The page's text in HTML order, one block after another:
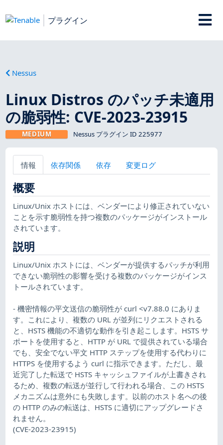
プラグイン
Nessus
Linux Distros のパッチ未適用
の脆弱性: CVE-2023-23915
MEDIUM Nessus プラグイン ID 225977
情報 依存関係 依存 変更ログ
概要
Linux/Unix ホストには、ベンダーにより修正されていない
ことを示す脆弱性を持つ複数のパッケージがインストール
されています。
説明
Linux/Unix ホストには、ベンダーが提供するパッチが利用
できない脆弱性の影響を受ける複数のパッケージがインス
トールされています。
- 機密情報の平文送信の脆弱性が curl <v7.88.0 にありま
す。これにより、複数の URL が並列にリクエストされる
と、HSTS 機能の不適切な動作を引き起こします。HSTS サ
ポートを使用すると、HTTP が URL で提供されている場合
でも、安全でない平文 HTTP ステップを使用する代わりに
HTTPS を使用するよう curl に指示できます。ただし、最
近完了した転送で HSTS キャッシュファイルが上書きされ
るため、複数の転送が並行して行われる場合、この HSTS
メカニズムは意外にも失敗します。以前のホスト名への後
の HTTP のみの転送は、HSTS に適切にアップグレードさ
れません。
(CVE-2023-23915)